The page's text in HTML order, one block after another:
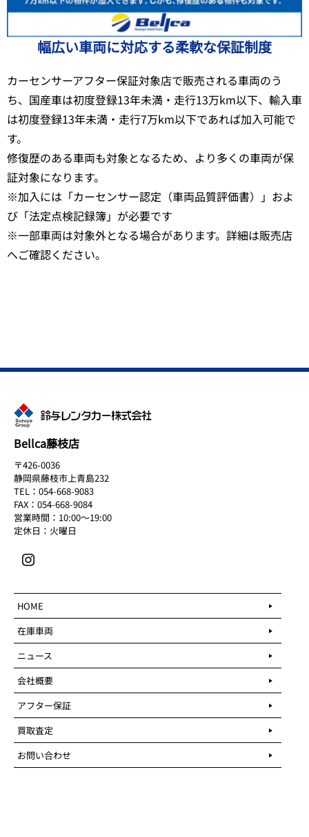
幅広い車両に対応する柔軟な保証制度
カーセンサーアフター保証対象店で販売される車両のう
ち、国産車は初度登録13年未満・走行13万km以下、輸入車
は初度登録13年未満・走行7万km以下であれば加入可能で
す。
修復歴のある車両も対象となるため、より多くの車両が保
証対象になります。
※加入には「カーセンサー認定（車両品質評価書）」およ
び「法定点検記録簿」が必要です
※一部車両は対象外となる場合があります。詳細は販売店
へご確認ください。
Bellca藤枝店
〒426-0036
静岡県藤枝市上青島232
TEL：054-668-9083
FAX：054-668-9084
営業時間：10:00～19:00
定休日：火曜日
HOME
在庫車両
ニュース
会社概要
アフター保証
買取査定
お問い合わせ